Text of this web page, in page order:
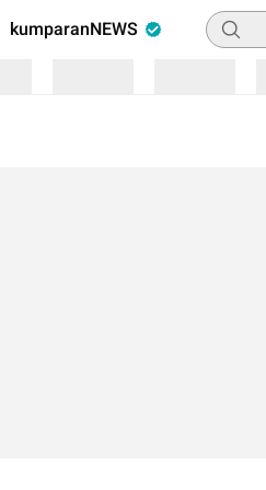
kumparanNEWS